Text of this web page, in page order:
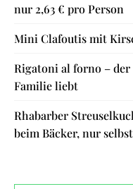
nur 2,63 € pro Person
Mini Clafoutis mit
Rigatoni al forno – der
Familie liebt
Rhabarber
beim Bäcker, nur